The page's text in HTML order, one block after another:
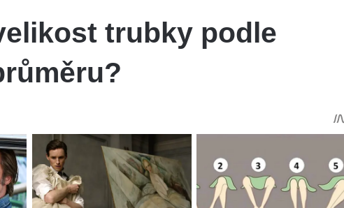
trubky podle